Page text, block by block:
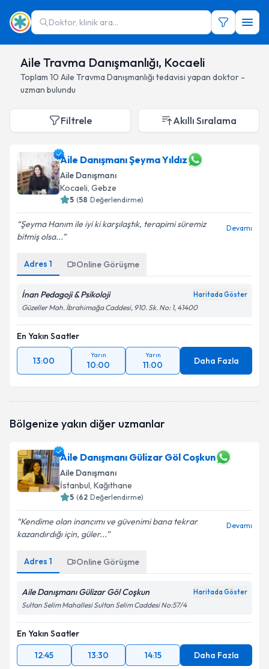
Doktor, klinik ara...
Aile Travma Danışmanlığı, Kocaeli
Toplam 10 Aile Travma Danışmanlığı tedavisi yapan doktor -
uzman bulundu
Filtrele Akıllı Sıralama
Aile Danışmanı Şeyma Yıldız
Aile Danışmanı
Kocaeli, Gebze
5 (58 Değerlendirme)
Şeyma Hanım ile iyi ki karşılaştık, terapimi süremiz
bitmiş olsa...
Devamı
Adres 1 Online Görüşme
İnan Pedagoji & Psikoloji Haritada Göster
Güzeller Mah. İbrahimağa Caddesi, 910. Sk. No: 1, 41400
En Yakın Saatler
13:00
Yarın
10:00
Yarın
11:00 Daha Fazla
Bölgenize yakın diğer uzmanlar
Aile Danışmanı Gülizar Göl Coşkun
Aile Danışmanı
İstanbul, Kağıthane
5 (62 Değerlendirme)
Kendime olan inancımı ve güvenimi bana tekrar
kazandırdığı için, güler...
Devamı
Adres 1 Online Görüşme
Aile Danışmanı Gülizar Göl Coşkun Haritada Göster
Sultan Selim Mahallesi Sultan Selim Caddesi No:57/4
En Yakın Saatler
12:45
13:30 14:15 Daha Fazla